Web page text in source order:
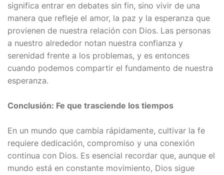
significa entrar en debates sin fin, sino vivir de una
manera que refleje el amor, la paz y la esperanza que
provienen de nuestra relación con Dios. Las personas
a nuestro alrededor notan nuestra confianza y
serenidad frente a los problemas, y es entonces
cuando podemos compartir el fundamento de nuestra
esperanza.
Conclusión: Fe que trasciende los tiempos
En un mundo que cambia rápidamente, cultivar la fe
requiere dedicación, compromiso y una conexión
continua con Dios. Es esencial recordar que, aunque el
mundo está en constante movimiento, Dios sigue